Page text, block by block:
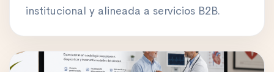
institucional y alineada a servicios B2B.